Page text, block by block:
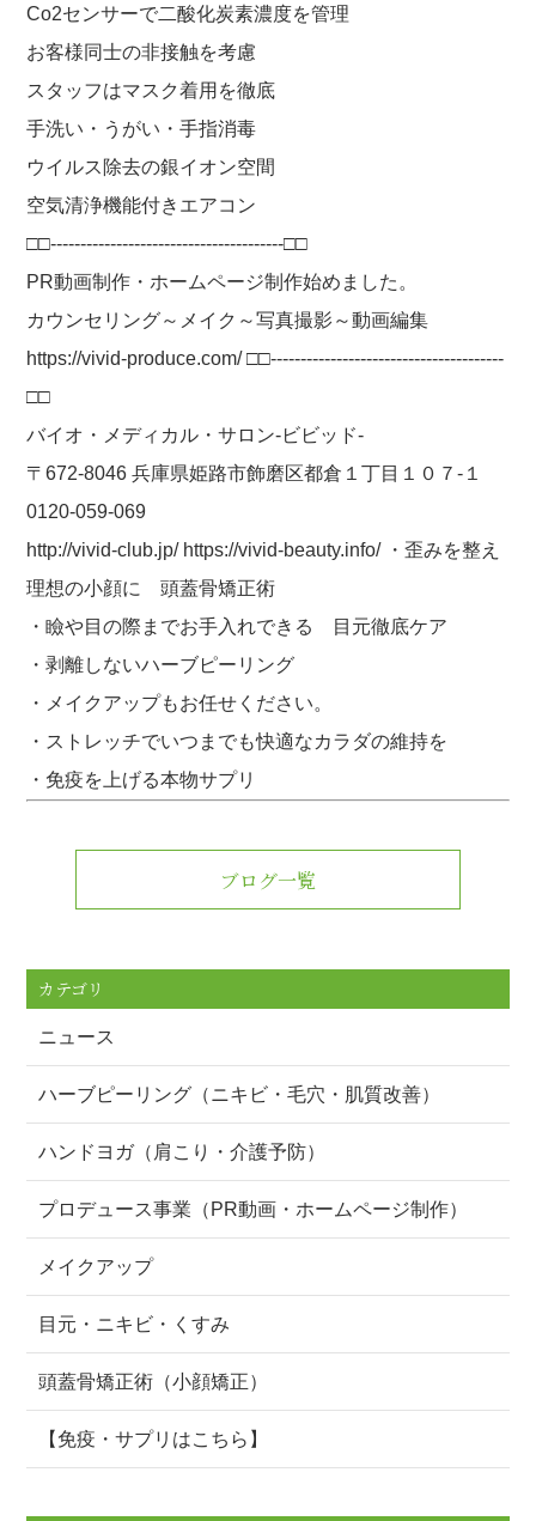
Co2センサーで二酸化炭素濃度を管理
お客様同士の非接触を考慮
スタッフはマスク着用を徹底
手洗い・うがい・手指消毒
ウイルス除去の銀イオン空間
空気清浄機能付きエアコン
□□---------------------------------------□□
PR動画制作・ホームページ制作始めました。
カウンセリング～メイク～写真撮影～動画編集
https://vivid-produce.com/ □□---------------------------------------
□□
バイオ・メディカル・サロン-ビビッド-
〒672-8046 兵庫県姫路市飾磨区都倉１丁目１０７-１
0120-059-069
http://vivid-club.jp/ https://vivid-beauty.info/ ・歪みを整え
理想の小顔に 頭蓋骨矯正術
・瞼や目の際までお手入れできる 目元徹底ケア
・剥離しないハーブピーリング
・メイクアップもお任せください。
・ストレッチでいつまでも快適なカラダの維持を
・免疫を上げる本物サプリ
ブログ一覧
カテゴリ
ニュース
ハーブピーリング（ニキビ・毛穴・肌質改善）
ハンドヨガ（肩こり・介護予防）
プロデュース事業（PR動画・ホームページ制作）
メイクアップ
目元・ニキビ・くすみ
頭蓋骨矯正術（小顔矯正）
【免疫・サプリはこちら】